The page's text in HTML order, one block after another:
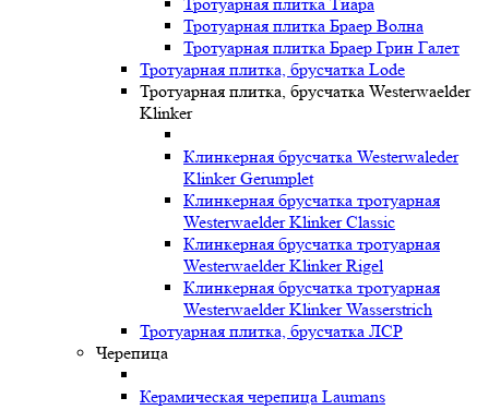
Тротуарная плитка Браер Волна
Тротуарная плитка Браер Грин Галет
Тротуарная плитка, брусчатка Lode
Тротуарная плитка, брусчатка Westerwaelder
Klinker
Клинкерная брусчатка Westerwaleder
Klinker Gerumplet
Клинкерная брусчатка тротуарная
Westerwaelder Klinker Classic
Клинкерная брусчатка тротуарная
Westerwaelder Klinker Rigel
Клинкерная брусчатка тротуарная
Westerwaelder Klinker Wasserstrich
Тротуарная плитка, брусчатка ЛСР
Черепица
Керамическая черепица Laumans